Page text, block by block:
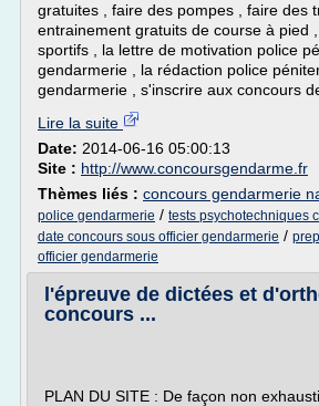
gratuites , faire des pompes , faire des
entrainement gratuits de course à pied
sportifs , la lettre de motivation police
gendarmerie , la rédaction police
gendarmerie , s'inscrire aux concours
Lire la suite
Date: 2014-06-16 05:00:13
Site : http://www.concoursgendarme.fr
Thèmes liés : concours gendarmerie
police gendarmerie / tests psychotechniques
date concours sous officier gendarmerie /
officier gendarmerie
l'épreuve de dictées et
concours ...
PLAN DU SITE : De façon non